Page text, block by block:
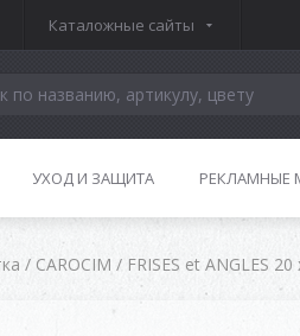
Каталожные сайты
УХОД И ЗАЩИТА РЕКЛАМНЫЕ
/ CAROCIM / FRISES et ANGLES